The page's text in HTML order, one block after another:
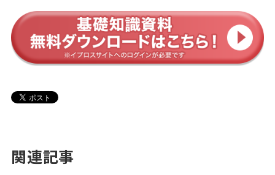
関連記事